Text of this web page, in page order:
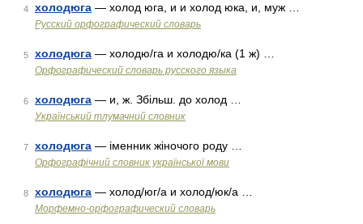
4 холодюга — холод юга, и и холод юка, и, муж …
Русский орфографический словарь
5 холодюга — холодю/га и холодю/ка (1 ж) …
Орфографический словарь русского языка
6 холодюга — и, ж. Збільш. до холод …
Український тлумачний словник
7 холодюга — іменник жіночого роду …
Орфографічний словник української мови
8 холодюга — холод/юг/а и холод/юк/а …
Морфемно-орфографический словарь